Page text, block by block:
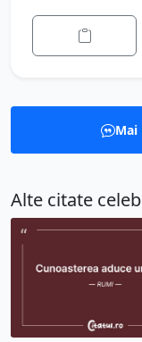
Mai
Alte citate